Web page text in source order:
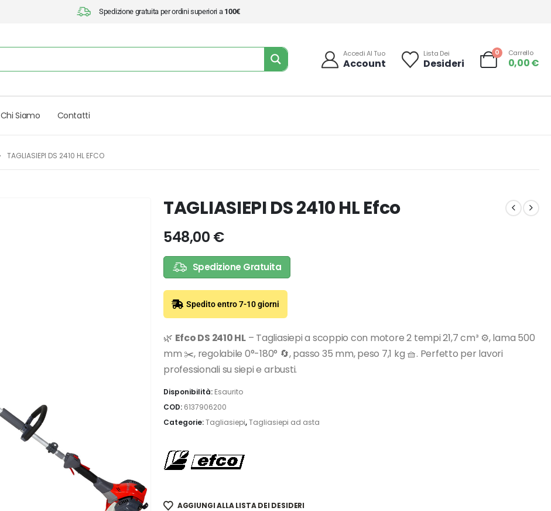
Spedizione gratuita per ordini superiori a 100€
Accedi Al Tuo
Account
Lista Dei
Desideri
0 Carrello
0,00€
Chi Siamo Contatti
TAGLIASIEPI DS 2410 HL EFCO
TAGLIASIEPI DS 2410 HL Efco
548,00 €
Spedizione Gratuita
Spedito entro 7-10 giorni
🌿 Efco DS 2410 HL– Tagliasiepi a scoppio con motore 2 tempi 21,7 cm³ ⚙️, lama 500
mm ✂️, regolabile 0°-180° 🔄, passo 35 mm, peso 7,1 kg 🧺. Perfetto per lavori
professionali su siepi e arbusti.
Disponibilità: Esaurito
COD: 6137906200
Categorie:Tagliasiepi,Tagliasiepi ad asta
AGGIUNGI ALLA LISTA DEI DESIDERI